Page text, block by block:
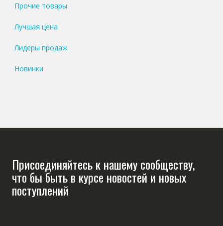
Прочие товары
Лучшая цена
Лидеры продаж
Новинки
Присоединяйтесь к нашему сообществу,
что бы быть в курсе новостей и новых
поступлений